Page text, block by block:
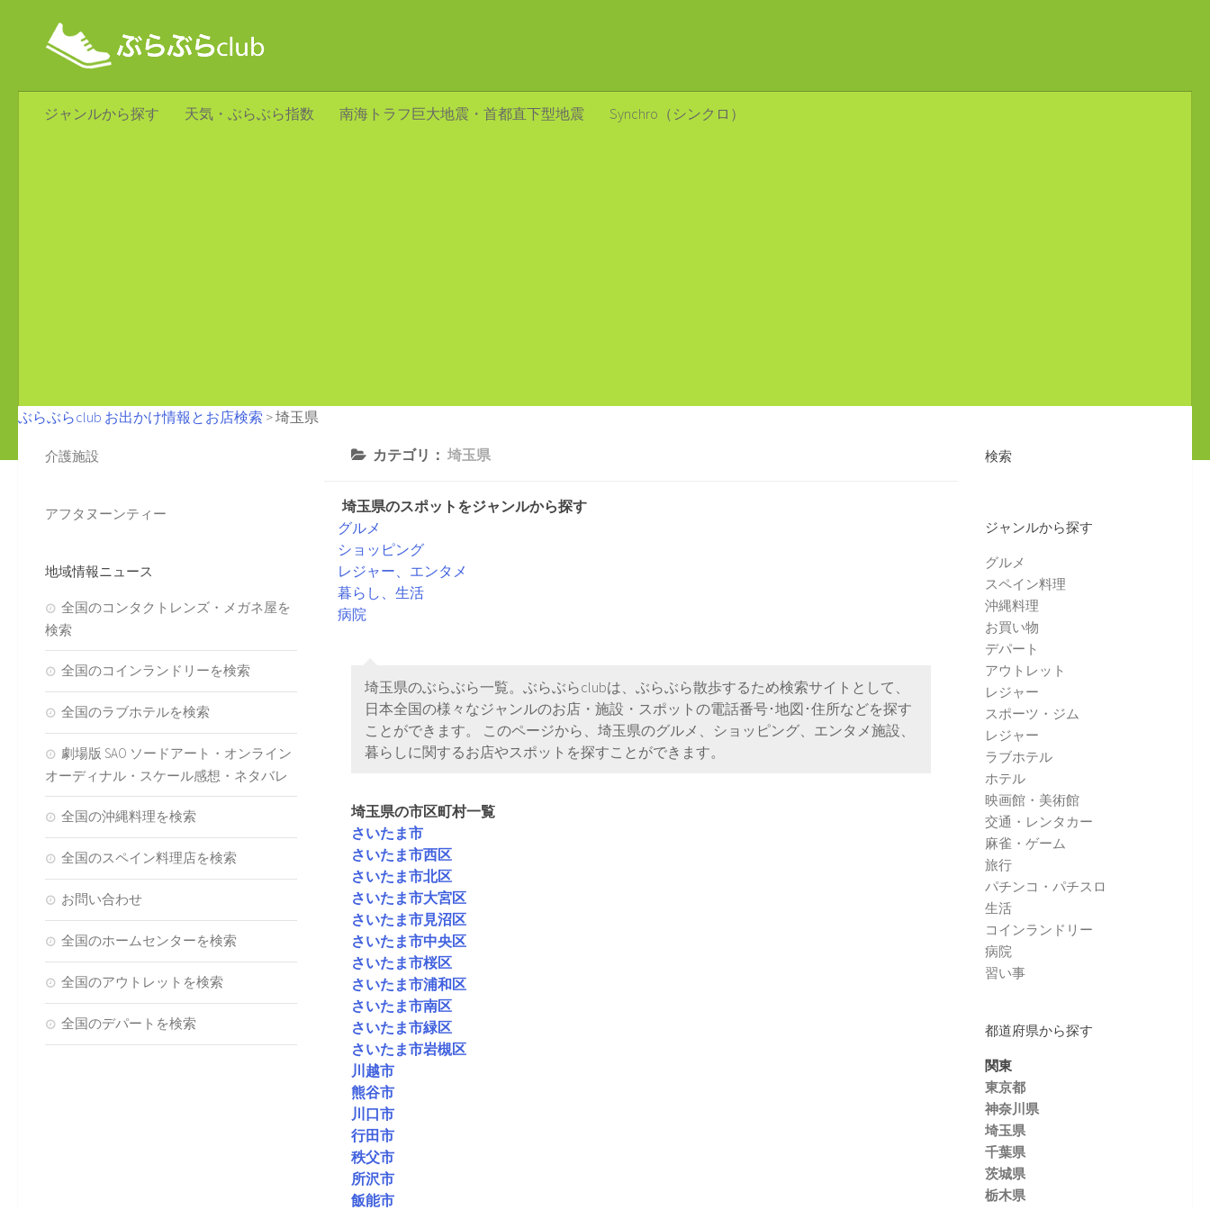
ジャンルから探す 天気・ぶらぶら指数 南海トラフ巨大地震・首都直下型地震 Synchro（シンクロ）
ぶらぶらclub お出かけ情報とお店検索 >埼玉県
カテゴリ： 埼玉県
埼玉県のスポットをジャンルから探す
グルメ
ショッピング
レジャー、エンタメ
暮らし、生活
病院
埼玉県のぶらぶら一覧。ぶらぶらclubは、ぶらぶら散歩するため検索サイトとして、
日本全国の様々なジャンルのお店・施設・スポットの電話番号･地図･住所などを探す
ことができます。 このページから、埼玉県のグルメ、ショッピング、エンタメ施設、
暮らしに関するお店やスポットを探すことができます。
埼玉県の市区町村一覧
さいたま市
さいたま市西区
さいたま市北区
さいたま市大宮区
さいたま市見沼区
さいたま市中央区
さいたま市桜区
さいたま市浦和区
さいたま市南区
さいたま市緑区
さいたま市岩槻区
川越市
熊谷市
川口市
行田市
秩父市
所沢市
飯能市
介護施設
アフタヌーンティー
地域情報ニュース
全国のコンタクトレンズ・メガネ屋を
検索
全国のコインランドリーを検索
全国のラブホテルを検索
劇場版 SAO ソードアート・オンライン
オーディナル・スケール感想・ネタバレ
全国の沖縄料理を検索
全国のスペイン料理店を検索
お問い合わせ
全国のホームセンターを検索
全国のアウトレットを検索
全国のデパートを検索
検索
ジャンルから探す
グルメ
スペイン料理
沖縄料理
お買い物
デパート
アウトレット
レジャー
スポーツ・ジム
レジャー
ラブホテル
ホテル
映画館・美術館
交通・レンタカー
麻雀・ゲーム
旅行
パチンコ・パチスロ
生活
コインランドリー
病院
習い事
都道府県から探す
関東
東京都
神奈川県
埼玉県
千葉県
茨城県
栃木県